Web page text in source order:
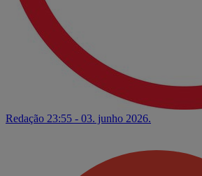
Redação 23:55 - 03. junho 2026.